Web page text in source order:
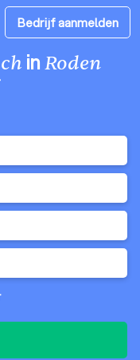
Bedrijf aanmelden
inRoden